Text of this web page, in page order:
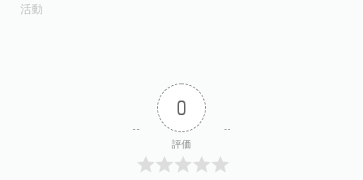
活動
0
評価